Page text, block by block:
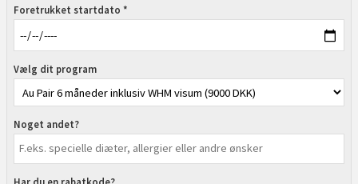
Foretrukket startdato *
Vælg dit program
Noget andet?